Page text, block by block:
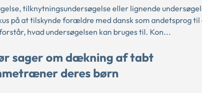
tilknytningsundersøgelse eller lignende
på at tilskynde forældre med dansk som andetsprog til
hvad undersøgelsen kan bruges til. Kon...
sager om dækning af tabt
deres børn